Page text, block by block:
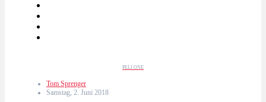
PELI ONE
Tom Sprenger
Samstag, 2. Juni 2018